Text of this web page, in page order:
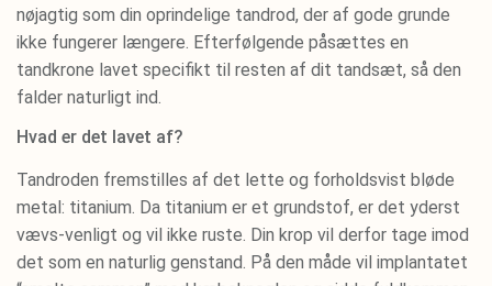
nøjagtig som din oprindelige tandrod, der af gode grunde
ikke fungerer længere. Efterfølgende påsættes en
tandkrone lavet specifikt til resten af dit tandsæt, så den
falder naturligt ind.
Hvad er det lavet af?
Tandroden fremstilles af det lette og forholdsvist bløde
metal: titanium. Da titanium er et grundstof, er det yderst
vævs-venligt og vil ikke ruste. Din krop vil derfor tage imod
det som en naturlig genstand. På den måde vil implantatet